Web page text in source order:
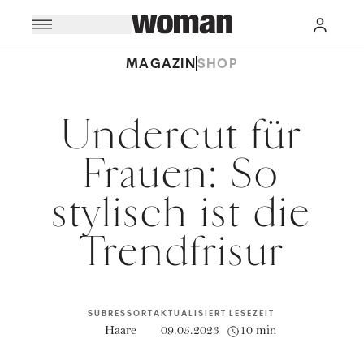
MAGAZINSHOP
Undercut für
Frauen: So
stylisch ist die
Trendfrisur
SUBRESSORT
Haare
AKTUALISIERT
09.05.2023
LESEZEIT
10 min